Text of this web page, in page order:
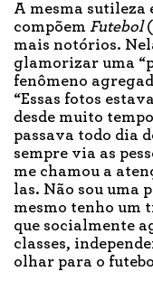
A mesma sutileza
compõem Futebol
mais notórios.
glamorizar uma
fenômeno
“Essas fotos
desde muito
passava todo dia
sempre via as
me chamou a
las. Não sou uma
mesmo tenho um
que socialmente
classes,
olhar para o